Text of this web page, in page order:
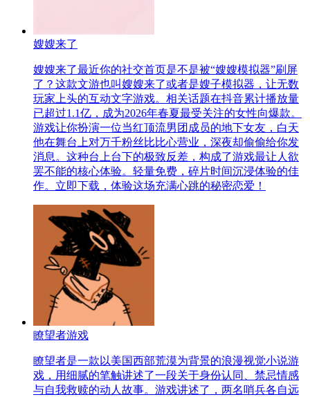
嫂嫂来了
嫂嫂来了最近你的社交首页是不是被“嫂嫂模拟器”刷屏
了？这款文游也叫嫂嫂来了或者是嫂子模拟器，让无数
玩家上头的互动文字游戏。相关话题在抖音累计播放量
已超过1.1亿，成为2026年春夏最受关注的女性向爆款。
游戏让你扮演一位当红顶流男团成员的地下女友，白天
他在舞台上对万千粉丝比比心营业，深夜却偷偷给你发
消息。这种台上台下的极致反差，构成了游戏最让人欲
罢不能的核心体验。轻量免费，碎片时间沉浸体验的佳
作。立即下载，体验这场充满心跳的秘密恋爱！
瞭望者游戏
瞭望者是一款以美国西部荒漠为背景的浪漫视觉小说游
戏，用细腻的笔触讲述了一段关于身份认同、禁忌情感
与自我救赎的动人故事。游戏讲述了，两名哨兵各自远